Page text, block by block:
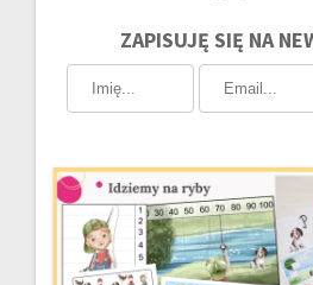
ZAPISUJĘ SIĘ NA